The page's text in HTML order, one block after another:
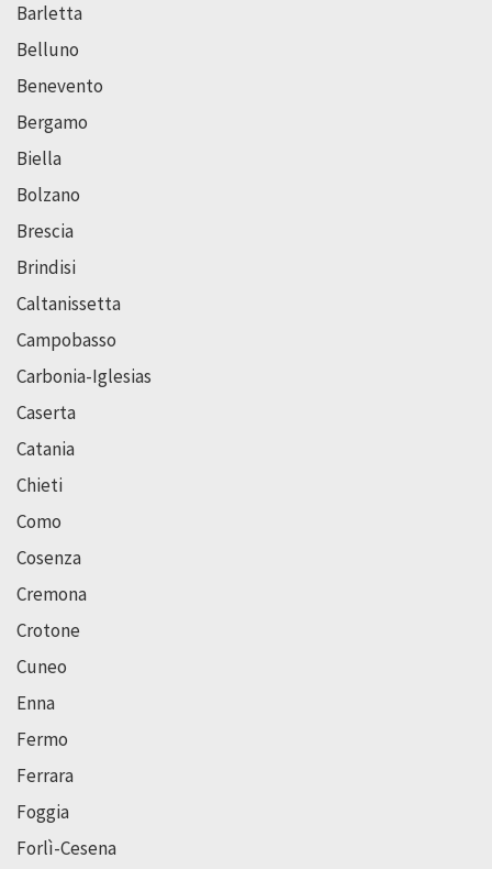
Barletta
Belluno
Benevento
Bergamo
Biella
Bolzano
Brescia
Brindisi
Caltanissetta
Campobasso
Carbonia-Iglesias
Caserta
Catania
Chieti
Como
Cosenza
Cremona
Crotone
Cuneo
Enna
Fermo
Ferrara
Foggia
Forlì-Cesena